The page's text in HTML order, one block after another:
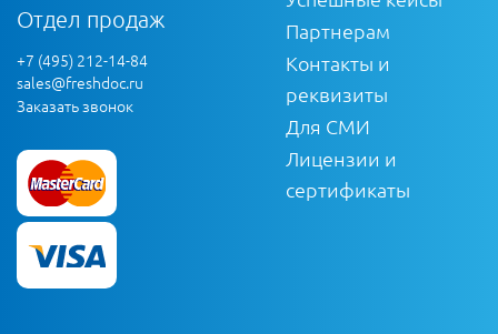
Отдел продаж
+7 (495) 212-14-84
sales@freshdoc.ru
Заказать звонок
Партнерам
Контакты и
реквизиты
Для СМИ
Лицензии и
сертификаты